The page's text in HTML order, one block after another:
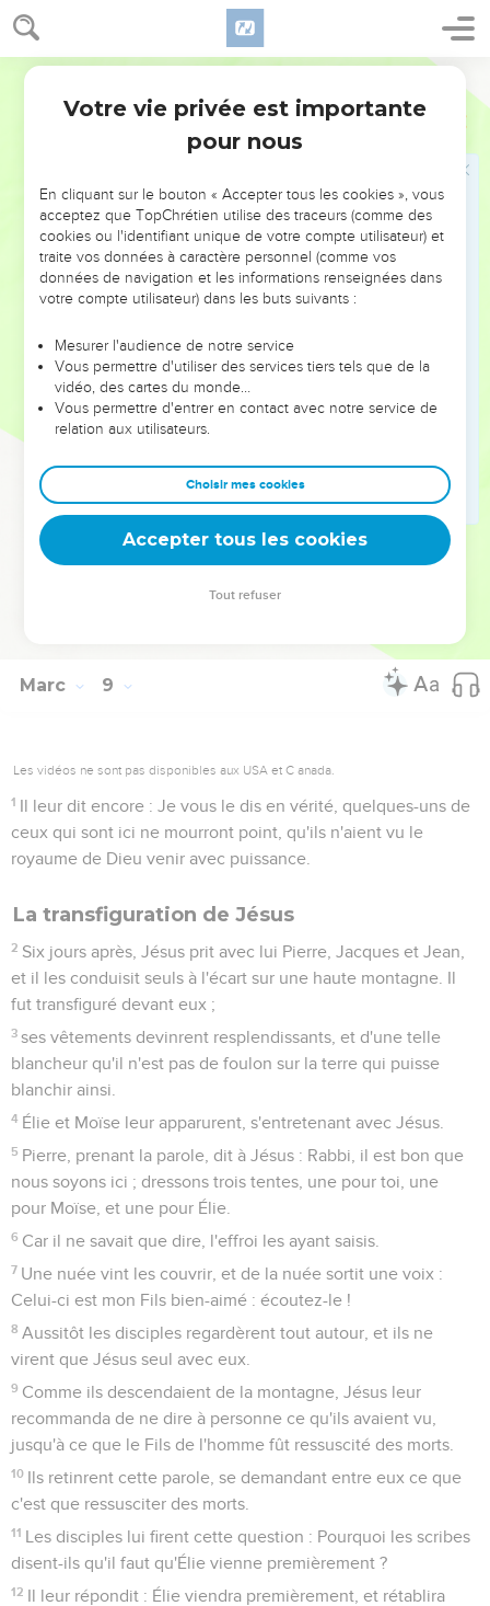
Marc 8
Alors il commença à leur apprendre qu'il fallait que le Fils
de l'homme souffrît beaucoup, qu'il fût rejeté par les anciens,
par les principaux sacrificateurs et par les scribes, qu'il fût
Il leur disait ces choses ouvertement. Et Pierre, l'ayant pris
à part, se mit à le reprendre.
Mais Jésus, se retournant et regardant ses disciples,
réprimanda Pierre, et dit : Arrière de moi, Satan ! car tu ne
conçois pas les choses de Dieu, tu n'as que des pensées
humaines.
Puis, ayant appelé la foule avec ses disciples, il leur dit : Si
qu'il se charge de sa croix, et qu'il me suive.
Car celui qui voudra sauver sa vie la perdra, mais celui qui
perdra sa vie à cause de moi et de la bonne nouvelle la
sauvera.
Et que sert-il à un homme de gagner tout le monde, s'il
perd son âme ?
Que donnerait un homme en échange de son âme ?
Car quiconque aura honte de moi et de mes paroles au
milieu de cette génération adultère et pécheresse, le Fils de
Marc 9
Les vidéos ne sont pas disponibles aux USA et C anada.
1 Il leur dit encore : Je vous le dis en vérité, quelques-uns de
ceux qui sont ici ne mourront point, qu'ils n'aient vu le
royaume de Dieu venir avec puissance.
La transfiguration de Jésus
2 Six jours après, Jésus prit avec lui Pierre, Jacques et Jean,
et il les conduisit seuls à l'écart sur une haute montagne. Il
fut transfiguré devant eux ;
3 ses vêtements devinrent resplendissants, et d'une telle
blancheur qu'il n'est pas de foulon sur la terre qui puisse
blanchir ainsi.
4 Élie et Moïse leur apparurent, s'entretenant avec Jésus.
5 Pierre, prenant la parole, dit à Jésus : Rabbi, il est bon que
nous soyons ici ; dressons trois tentes, une pour toi, une
pour Moïse, et une pour Élie.
6 Car il ne savait que dire, l'effroi les ayant saisis.
7 Une nuée vint les couvrir, et de la nuée sortit une voix :
Celui-ci est mon Fils bien-aimé : écoutez-le !
8 Aussitôt les disciples regardèrent tout autour, et ils ne
virent que Jésus seul avec eux.
9 Comme ils descendaient de la montagne, Jésus leur
recommanda de ne dire à personne ce qu'ils avaient vu,
jusqu'à ce que le Fils de l'homme fût ressuscité des morts.
10 Ils retinrent cette parole, se demandant entre eux ce que
c'est que ressusciter des morts.
11 Les disciples lui firent cette question : Pourquoi les scribes
disent-ils qu'il faut qu'Élie vienne premièrement ?
12 Il leur répondit : Élie viendra premièrement, et rétablira
Votre vie privée est importante
pour nous
En cliquant sur le bouton « Accepter tous les cookies », vous
acceptez que TopChrétien utilise des traceurs (comme des
cookies ou l'identifiant unique de votre compte utilisateur) et
traite vos données à caractère personnel (comme vos
données de navigation et les informations renseignées dans
votre compte utilisateur) dans les buts suivants :
Mesurer l'audience de notre service
Vous permettre d'utiliser des services tiers tels que de la
vidéo, des cartes du monde…
Vous permettre d'entrer en contact avec notre service de
relation aux utilisateurs.
Choisir mes cookies
Accepter tous les cookies
Tout refuser